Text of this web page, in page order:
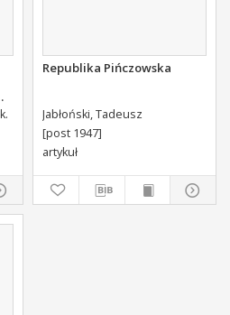
Republika Pińczowska
Jabłoński, Tadeusz
[post 1947]
artykuł